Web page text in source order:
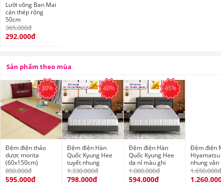
Lưới võng Ban Mai
cán thép rộng
50cm
365.000đ
292.000đ
Sản phẩm theo mùa
30%
Đệm điện thảo
dược morita
(60x150cm)
850.000đ
595.000đ
40%
Đệm điện Hàn
Quốc Kyung Hee
tuyết nhung
1.330.000đ
798.000đ
45%
Đệm điện Hàn
Quốc Kyung Hee
dạ nỉ màu ghi
1.080.000đ
594.000đ
Đệm điện
nhung
1.650.000đ